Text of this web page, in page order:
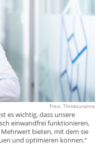
Foto: Thinksurance
es wichtig, dass unsere
einwandfrei funktionieren,
bieten, mit dem sie
und optimieren können.“